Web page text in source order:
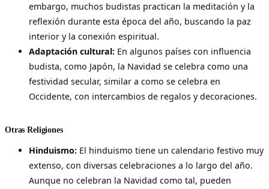
embargo, muchos budistas practican la meditación y la
reflexión durante esta época del año, buscando la paz
interior y la conexión espiritual.
Adaptación cultural: En algunos países con influencia
budista, como Japón, la Navidad se celebra como una
festividad secular, similar a como se celebra en
Occidente, con intercambios de regalos y decoraciones.
Otras Religiones
Hinduismo: El hinduismo tiene un calendario festivo muy
extenso, con diversas celebraciones a lo largo del año.
Aunque no celebran la Navidad como tal, pueden